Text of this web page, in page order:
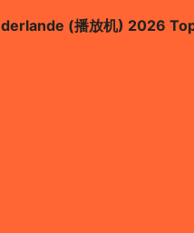
(播放机) 2026